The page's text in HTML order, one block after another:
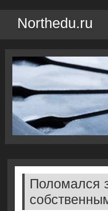
Northedu.ru
Поломался